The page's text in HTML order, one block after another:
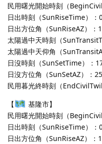
民用曙光開始時刻（
日出時刻（SunRiseTime）：
日出方位角（SunRiseAZ）：
太陽過中天時刻（
太陽過中天仰角（
日沒時刻（SunSetTime）：
日沒方位角（SunSetAZ）：
民用暮光終時刻（
【
基隆市】
民用曙光開始時刻（
日出時刻（SunRiseTime）：
日出方位角（SunRiseAZ）：